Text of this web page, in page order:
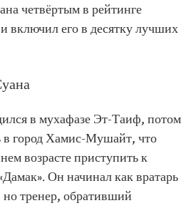
медаль на Арабских играх
за выдающиеся заслуги Совета
четвёртым в рейтинге
включил его в десятку лучших
в мухафазе Эт-Таиф, потом
в город Хамис-Мушайт, что
возрасте приступить к
Он начинал как вратарь
тренер, обративший